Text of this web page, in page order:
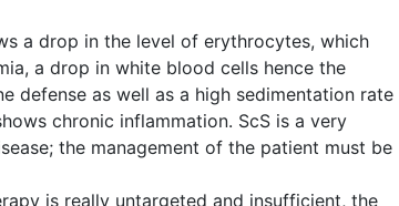
a drop in the level of erythrocytes, which
a drop in white blood cells hence the
defense as well as a high sedimentation rate
chronic inflammation. ScS is a very
the management of the patient must be
is really untargeted and insufficient, the